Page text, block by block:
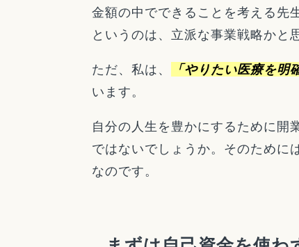
金額の中でできることを考える先
というのは、立派な事業戦略かと
ただ、私は、 「やりたい医療を
います。
自分の人生を豊かにするために開
ではないでしょうか。そのために
なのです。